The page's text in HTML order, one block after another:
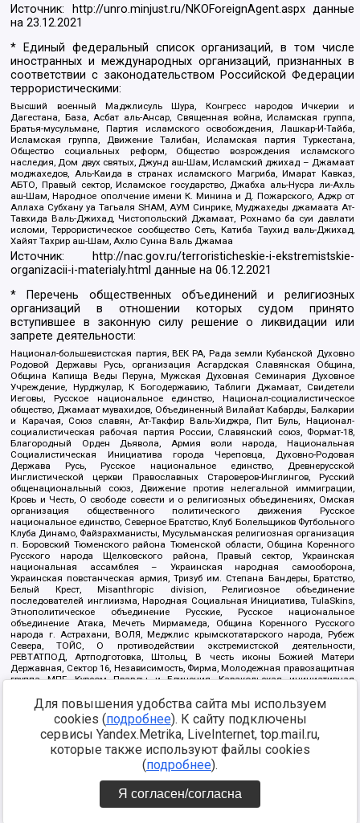
Источник: http://unro.minjust.ru/NKOForeignAgent.aspxданные
на23.12.2021
* Единый федеральный список организаций, в том числе
иностранных и международных организаций, признанных в
соответствии с законодательством Российской Федерации
террористическими:
Высший военный Маджлисуль Шура, Конгресс народов Ичкерии и
Дагестана, База, Асбат аль-Ансар, Священная война, Исламская группа,
Братья-мусульмане, Партия исламского освобождения, Лашкар-И-Тайба,
Исламская группа, Движение Талибан, Исламская партия Туркестана,
Общество социальных реформ, Общество возрождения исламского
наследия, Дом двух святых, Джунд аш-Шам, Исламский джихад – Джамаат
моджахедов, Аль-Каида в странах исламского Магриба, Имарат Кавказ,
АБТО, Правый сектор, Исламское государство, Джабха аль-Нусра ли-Ахль
аш-Шам, Народное ополчение имени К. Минина и Д. Пожарского, Аджр от
Аллаха Субхану уа Тагьаля SHAM, АУМ Синрике, Муджахеды джамаата Ат-
Тавхида Валь-Джихад, Чистопольский Джамаат, Рохнамо ба суи давлати
исломи, Террористическое сообщество Сеть, Катиба Таухид валь-Джихад,
Хайят Тахрир аш-Шам, Ахлю Сунна Валь Джамаа
Источник:
http://nac.gov.ru/terroristicheskie-i-ekstremistskie-
organizacii-i-materialy.html данные на06.12.2021
* Перечень общественных объединений и религиозных
организаций в отношении которых судом принято
вступившее в законную силу решение о ликвидации или
запрете деятельности:
Национал-большевистская партия, ВЕК РА, Рада земли Кубанской Духовно
Родовой Державы Русь, организация Асгардская Славянская Община,
Община Капища Веды Перуна, Мужская Духовная Семинария Духовное
Учреждение, Нурджулар, К Богодержавию, Таблиги Джамаат, Свидетели
Иеговы, Русское национальное единство, Национал-социалистическое
общество, Джамаат мувахидов, Объединенный Вилайат Кабарды, Балкарии
и Карачая, Союз славян, Ат-Такфир Валь-Хиджра, Пит Буль, Национал-
социалистическая рабочая партия России, Славянский союз, Формат-18,
Благородный Орден Дьявола, Армия воли народа, Национальная
Социалистическая Инициатива города Череповца, Духовно-Родовая
Держава Русь, Русское национальное единство, Древнерусской
Инглистической церкви Православных Староверов-Инглингов, Русский
общенациональный союз, Движение против нелегальной иммиграции,
Кровь и Честь, О свободе совести и о религиозных объединениях, Омская
организация общественного политического движения Русское
национальное единство, Северное Братство, Клуб Болельщиков Футбольного
Клуба Динамо, Файзрахманисты, Мусульманская религиозная организация
п. Боровский Тюменского района Тюменской области, Община Коренного
Русского народа Щелковского района, Правый сектор, Украинская
национальная ассамблея – Украинская народная самооборона,
Украинская повстанческая армия, Тризуб им. Степана Бандеры, Братство,
Белый Крест, Misanthropic division, Религиозное объединение
последователей инглиизма, Народная Социальная Инициатива, TulaSkins,
Этнополитическое объединение Русские, Русское национальное
объединение Атака, Мечеть Мирмамеда, Община Коренного Русского
народа г. Астрахани, ВОЛЯ, Меджлис крымскотатарского народа, Рубеж
Севера, ТОЙС, О противодействии экстремистской деятельности,
РЕВТАТПОД, Артподготовка, Штольц, В честь иконы Божией Матери
Державная, Сектор 16, Независимость, Фирма, Молодежная правозащитная
группа МПГ, Курсом Правды и Единения, Каракольская инициативная
Благотворительный пансионат Ак Умут, Русская республика Русь,
Арестантское уголовное единство, Башкорт, Нация и свобода, W.H.С., Фалунь
Дафа, Иртыш Ultras, Русский Патриотический клуб-Новокузнецк/РПК,
Сибирский державный союз, Фонд борьбы с коррупцией, Фонд защиты прав
граждан, Штабы Навального, Совет граждан СССР Прикубанского округа г.
https://minjust.gov.ru/ru/documents/7822/
Для повышения удобства сайта мы используем
cookies (подробнее). К сайту подключены
сервисы Yandex.Metrika, LiveInternet, top.mail.ru,
которые также используют файлы cookies
(подробнее).
Я согласен/согласна